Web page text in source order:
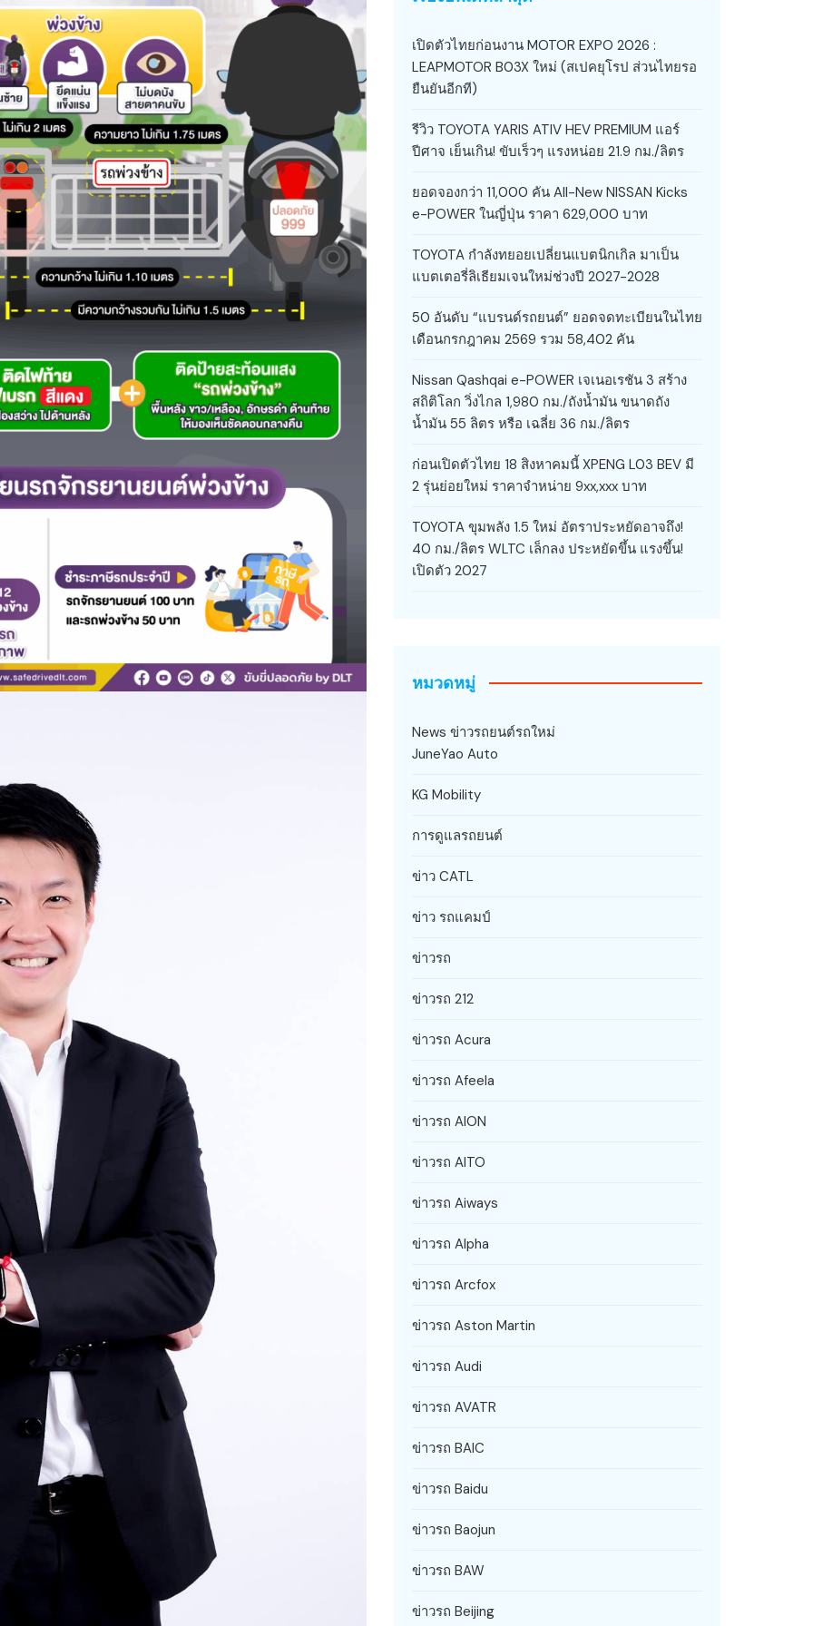
เปิดตัวไทยก่อนงาน MOTOR EXPO 2026 :
LEAPMOTOR B03X ใหม่ (สเปคยุโรป ส่วนไทยรอ
ยืนยันอีกที)
รีวิว TOYOTA YARIS ATIV HEV PREMIUM แอร์
ปีศาจ เย็นเกิน! ขับเร็วๆ แรงหน่อย 21.9 กม./ลิตร
ยอดจองกว่า 11,000 คัน All-New NISSAN Kicks
e-POWER ในญี่ปุ่น ราคา 629,000 บาท
TOYOTA กำลังทยอยเปลี่ยนแบตนิกเกิล มาเป็น
แบตเตอรี่ลิเธียมเจนใหม่ช่วงปี 2027-2028
50 อันดับ “แบรนด์รถยนต์” ยอดจดทะเบียนในไทย
เดือนกรกฎาคม 2569 รวม 58,402 คัน
Nissan Qashqai e-POWER เจเนอเรชัน 3 สร้าง
สถิติโลก วิ่งไกล 1,980 กม./ถังน้ำมัน ขนาดถัง
น้ำมัน 55 ลิตร หรือ เฉลี่ย 36 กม./ลิตร
ก่อนเปิดตัวไทย 18 สิงหาคมนี้ XPENG L03 BEV มี
2 รุ่นย่อยใหม่ ราคาจำหน่าย 9xx,xxx บาท
TOYOTA ขุมพลัง 1.5 ใหม่ อัตราประหยัดอาจถึง!
40 กม./ลิตร WLTC เล็กลง ประหยัดขึ้น แรงขึ้น!
เปิดตัว 2027
หมวดหมู่
News ข่าวรถยนต์รถใหม่
JuneYao Auto
KG Mobility
การดูแลรถยนต์
ข่าว CATL
ข่าว รถแคมป์
ข่าวรถ
ข่าวรถ 212
ข่าวรถ Acura
ข่าวรถ Afeela
ข่าวรถ AION
ข่าวรถ AITO
ข่าวรถ Aiways
ข่าวรถ Alpha
ข่าวรถ Arcfox
ข่าวรถ Aston Martin
ข่าวรถ Audi
ข่าวรถ AVATR
ข่าวรถ BAIC
ข่าวรถ Baidu
ข่าวรถ Baojun
ข่าวรถ BAW
ข่าวรถ Beijing